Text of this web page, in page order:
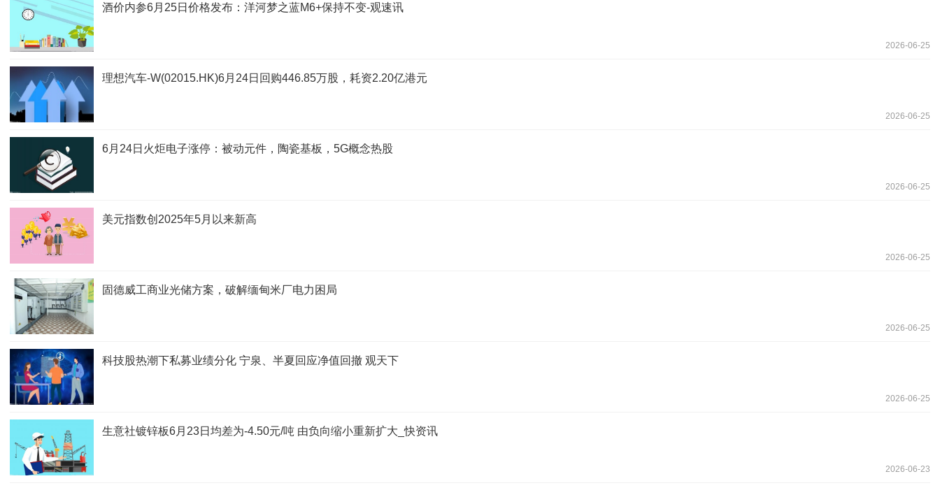
酒价内参6月25日价格发布：洋河梦之蓝M6+保持不变-观速讯
2026-06-25
理想汽车-W(02015.HK)6月24日回购446.85万股，耗资2.20亿港元
2026-06-25
6月24日火炬电子涨停：被动元件，陶瓷基板，5G概念热股
2026-06-25
美元指数创2025年5月以来新高
2026-06-25
固德威工商业光储方案，破解缅甸米厂电力困局
2026-06-25
科技股热潮下私募业绩分化 宁泉、半夏回应净值回撤 观天下
2026-06-25
生意社镀锌板6月23日均差为-4.50元/吨 由负向缩小重新扩大_快资讯
2026-06-23